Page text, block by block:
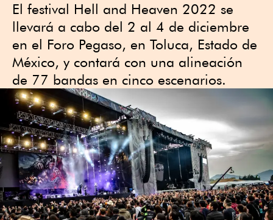
El festival Hell and Heaven 2022 se
llevará a cabo del 2 al 4 de diciembre
en el Foro Pegaso, en Toluca, Estado de
México, y contará con una alineación
de 77 bandas en cinco escenarios.